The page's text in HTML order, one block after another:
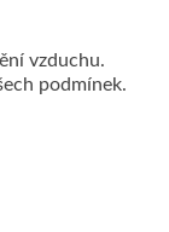
vzduchu.
podmínek.